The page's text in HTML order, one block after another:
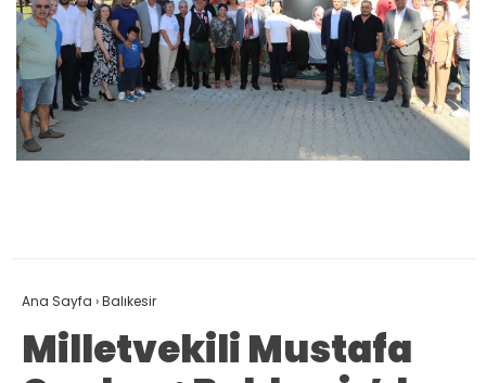
Ana Sayfa ›Balıkesir
Milletvekili Mustafa